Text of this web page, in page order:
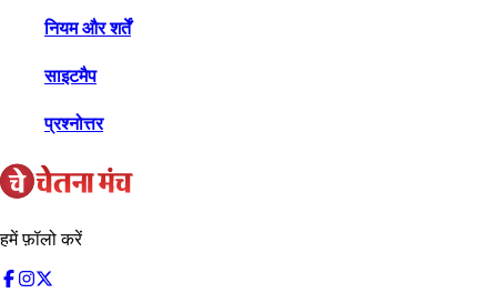
नियम और शर्तें
साइटमैप
प्रश्नोत्तर
हमें फ़ॉलो करें